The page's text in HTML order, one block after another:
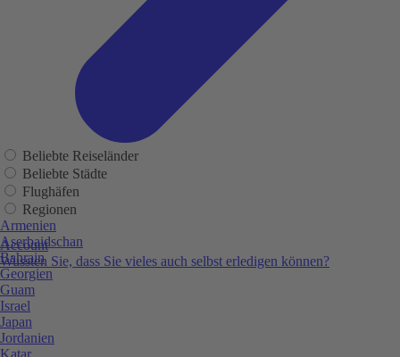
Account
Wussten Sie, dass Sie vieles auch selbst erledigen können?
Beliebte Reiseländer
Beliebte Städte
Flughäfen
Regionen
Armenien
Aserbaidschan
Bahrain
Georgien
Guam
Israel
Japan
Jordanien
Katar